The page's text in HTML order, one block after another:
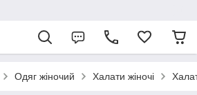
Одяг жіночий Халати жіночі